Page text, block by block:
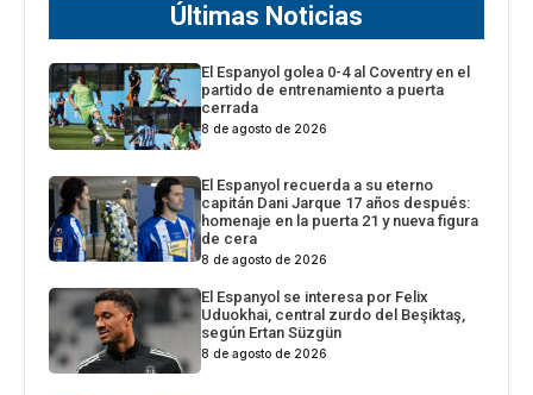
Últimas Noticias
El Espanyol golea 0-4 al Coventry en el
partido de entrenamiento a puerta
cerrada
8 de agosto de 2026
El Espanyol recuerda a su eterno
capitán Dani Jarque 17 años después:
homenaje en la puerta 21 y nueva figura
de cera
8 de agosto de 2026
El Espanyol se interesa por Felix
Uduokhai, central zurdo del Beşiktaş,
según Ertan Süzgün
8 de agosto de 2026